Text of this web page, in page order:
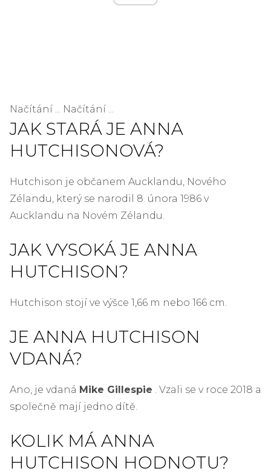
Načítání ... Načítání ...
JAK STARÁ JE ANNA
HUTCHISONOVÁ?
Hutchison je občanem Aucklandu, Nového
Zélandu, který se narodil 8. února 1986 v
Aucklandu na Novém Zélandu.
JAK VYSOKÁ JE ANNA
HUTCHISON?
Hutchison stojí ve výšce 1,66 m nebo 166 cm.
JE ANNA HUTCHISON
VDANÁ?
Ano, je vdaná Mike Gillespie . Vzali se v roce 2018 a
společně mají jedno dítě.
KOLIK MÁ ANNA
HUTCHISON HODNOTU?